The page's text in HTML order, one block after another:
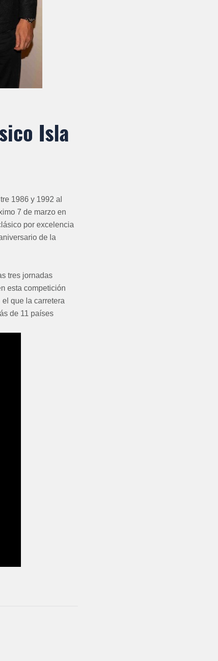
Isla
1986 y 1992 al
7 de marzo en
por excelencia
de la
tres jornadas
esta competición
que la carretera
de 11 países